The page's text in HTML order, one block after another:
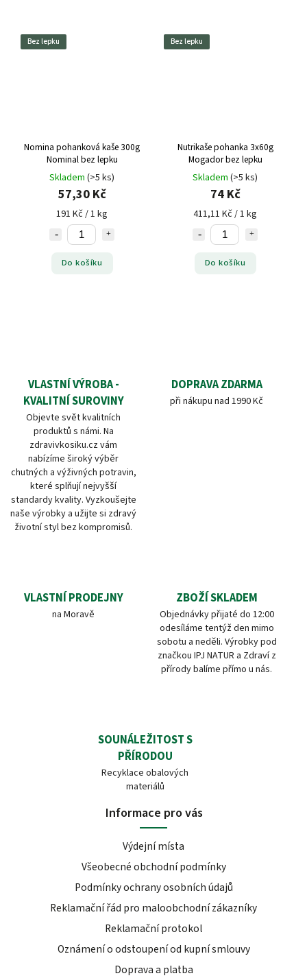
Bez lepku
Nomina pohanková kaše 300g
Nominal bez lepku
Skladem (>5 ks)
57,30 Kč
191 Kč / 1 kg
Do košíku
Bez lepku
Nutrikaše pohanka 3x60g
Mogador bez lepku
Skladem (>5 ks)
74 Kč
411,11 Kč / 1 kg
Do košíku
VLASTNÍ VÝROBA -
KVALITNÍ SUROVINY
Objevte svět kvalitních
produktů s námi. Na
zdravivkosiku.cz vám
nabízíme široký výběr
chutných a výživných potravin,
které splňují nejvyšší
standardy kvality. Vyzkoušejte
naše výrobky a užijte si zdravý
životní styl bez kompromisů.
DOPRAVA ZDARMA
při nákupu nad 1990 Kč
VLASTNÍ PRODEJNY
na Moravě
ZBOŽÍ SKLADEM
Objednávky přijaté do 12:00
odesíláme tentýž den mimo
sobotu a neděli. Výrobky pod
značkou IPJ NATUR a Zdraví z
přírody balíme přímo u nás.
SOUNÁLEŽITOST S
PŘÍRODOU
Recyklace obalových
materiálů
Informace pro vás
Výdejní místa
Všeobecné obchodní podmínky
Podmínky ochrany osobních údajů
Reklamační řád pro maloobchodní zákazníky
Reklamační protokol
Oznámení o odstoupení od kupní smlouvy
Doprava a platba